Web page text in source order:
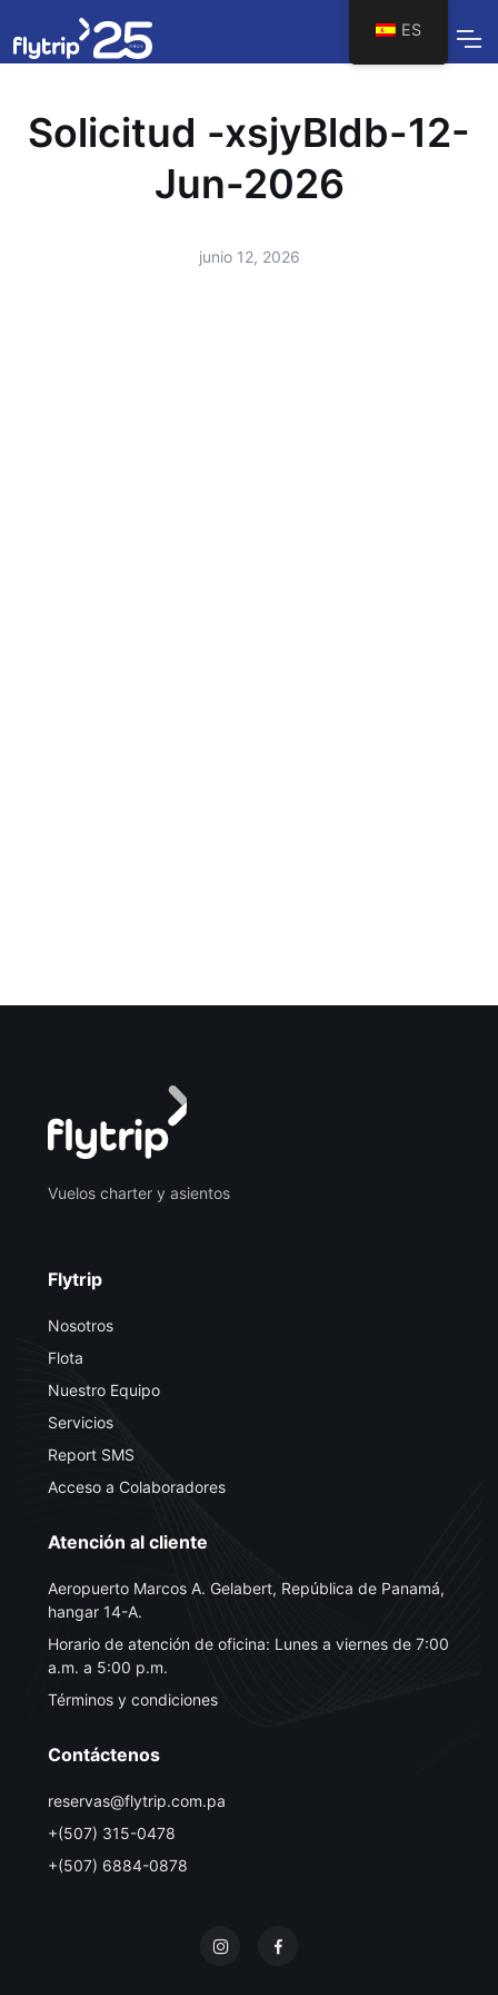
Solicitud -xsjyBldb-12-
Jun-2026
junio 12, 2026
Vuelos charter y asientos
Flytrip
Nosotros
Flota
Nuestro Equipo
Servicios
Report SMS
Acceso a Colaboradores
Atención al cliente
Aeropuerto Marcos A. Gelabert, República de Panamá,
hangar 14-A.
Horario de atención de oficina: Lunes a viernes de 7:00
a.m. a 5:00 p.m.
Términos y condiciones
Contáctenos
reservas@flytrip.com.pa
+(507) 315-0478
+(507) 6884-0878
ES